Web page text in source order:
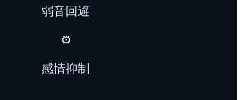
弱音回避
⚙️
感情抑制